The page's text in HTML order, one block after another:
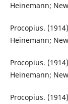
Heinemann;
Procopius.
Heinemann;
Procopius.
Heinemann;
Procopius.